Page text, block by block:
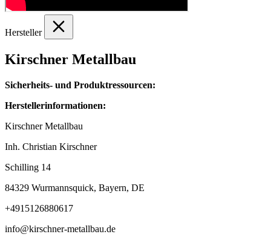
Hersteller
Kirschner Metallbau
Sicherheits- und Produktressourcen:
Herstellerinformationen:
Kirschner Metallbau
Inh. Christian Kirschner
Schilling 14
84329 Wurmannsquick, Bayern, DE
+4915126880617
info@kirschner-metallbau.de